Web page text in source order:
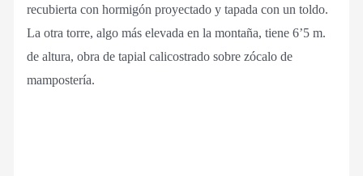
recubierta con hormigón proyectado y tapada con un toldo.
La otra torre, algo más elevada en la montaña, tiene 6’5 m.
de altura, obra de tapial calicostrado sobre zócalo de
mampostería.